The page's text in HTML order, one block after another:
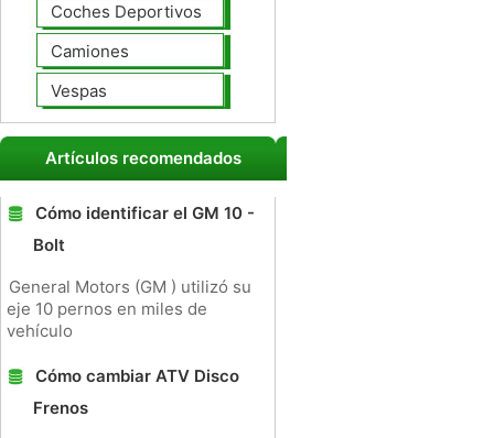
Coches Deportivos
Camiones
Vespas
Artículos recomendados
Cómo identificar el GM 10 -
Bolt
General Motors (GM ) utilizó su
eje 10 pernos en miles de
vehículo
Cómo cambiar ATV Disco
Frenos